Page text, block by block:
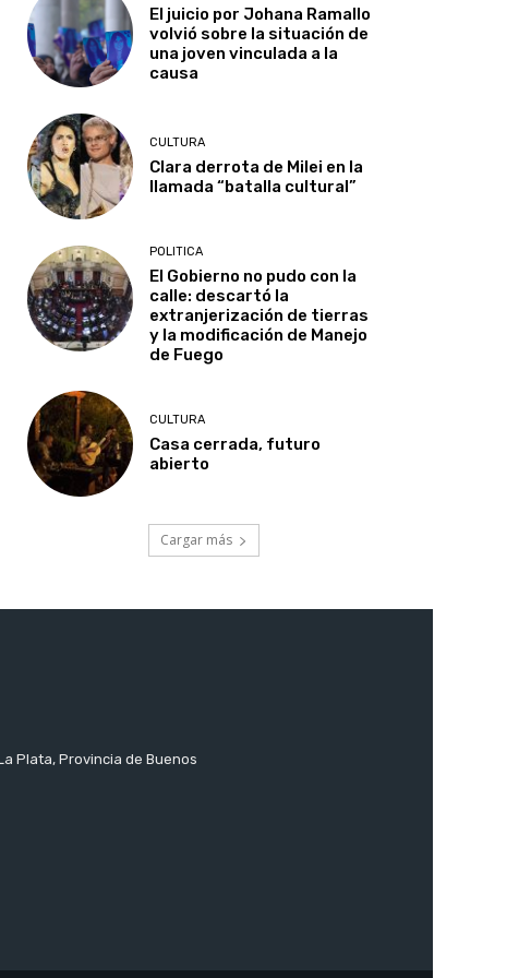
El juicio por Johana Ramallo
volvió sobre la situación de
una joven vinculada a la
causa
CULTURA
Clara derrota de Milei en la
llamada “batalla cultural”
POLITICA
El Gobierno no pudo con la
calle: descartó la
extranjerización de tierras
y la modificación de Manejo
de Fuego
CULTURA
Casa cerrada, futuro
abierto
Cargar más
Plata, Provincia de Buenos